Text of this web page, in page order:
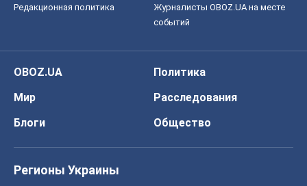
Редакционная политика
Журналисты OBOZ.UA на месте
событий
OBOZ.UA
Политика
Мир
Расследования
Блоги
Общество
Регионы Украины